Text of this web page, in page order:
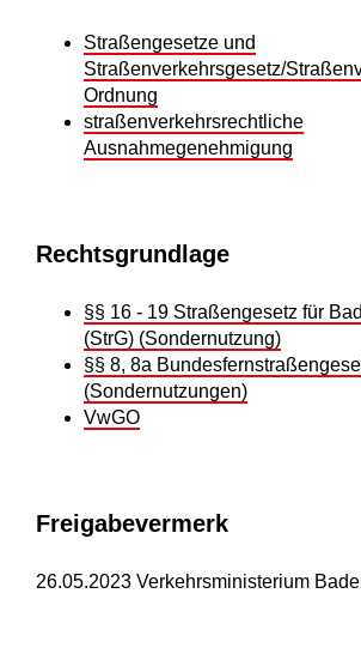
Straßengesetze und
Straßenverkehrsgesetz/
Ordnung
straßenverkehrsrechtliche
Ausnahmegenehmigung
Rechtsgrundlage
§§ 16 - 19 Straßengesetz für
(StrG) (Sondernutzung)
§§ 8, 8a
(Sondernutzungen)
VwGO
Freigabevermerk
26.05.2023 Verkehrsministerium